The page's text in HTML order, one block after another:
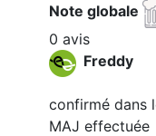
Note globale
0 avis
Freddy
confirmé dans
MAJ effectuée